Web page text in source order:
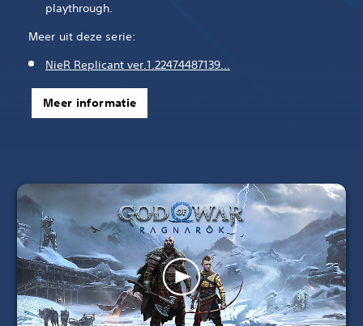
playthrough.‎
Meer uit deze serie:
NieR Replicant ver.1.22474487139…‎
Meer informatie